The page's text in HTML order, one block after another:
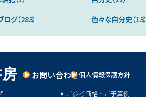
グ（283）
色々な自分史（13）
房 お問い合わせ個人情報保護方針
ご参考価格・ご予算例